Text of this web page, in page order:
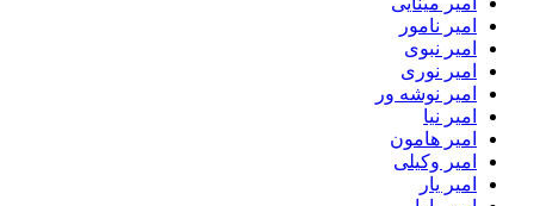
امیر نامور
امیر نبوی
امیر نوری
امیر نوشه ور
امیر نیا
امیر هامون
امیر وکیلی
امیر یار